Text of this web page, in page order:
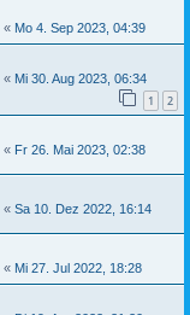
« Mo 4. Sep 2023, 04:39
« Mi 30. Aug 2023, 06:34
1 2
« Fr 26. Mai 2023, 02:38
« Sa 10. Dez 2022, 16:14
« Mi 27. Jul 2022, 18:28